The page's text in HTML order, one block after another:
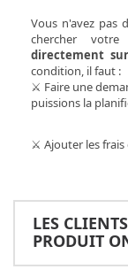
Vous n'avez pas
chercher
directement
condition, il faut :
⚔ Faire une
puissions la
⚔ Ajouter les frais
LES
PRODUIT